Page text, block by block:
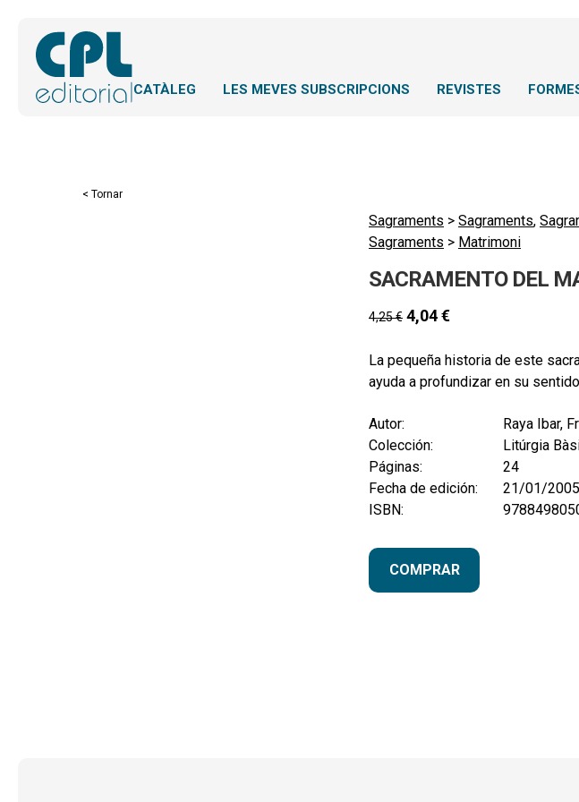
CATÀLEG LES MEVES SUBSCRIPCIONS REVISTES
< Tornar
Sagraments > Sagraments,
Sagraments > Matrimoni
SACRAMENTO DEL
4,25€ 4,04€
La pequeña historia de este
ayuda a profundizar en su
Autor:
Raya Ibar,
Colección:
Litúrgia
Páginas:
24
Fecha de edición:
21/01/2005
ISBN:
COMPRAR